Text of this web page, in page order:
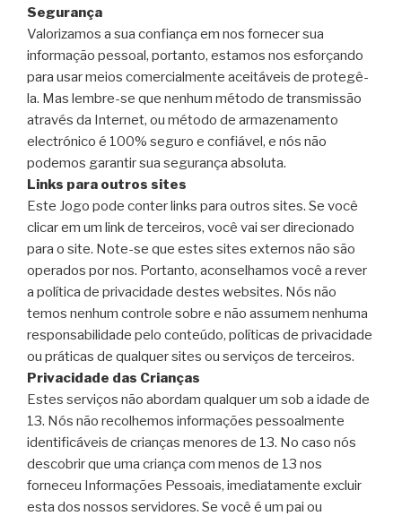
Segurança
Valorizamos a sua confiança em nos fornecer sua
informação pessoal, portanto, estamos nos esforçando
para usar meios comercialmente aceitáveis ​​de protegê-
la. Mas lembre-se que nenhum método de transmissão
através da Internet, ou método de armazenamento
electrónico é 100% seguro e confiável, e nós não
podemos garantir sua segurança absoluta.
Links para outros sites
Este Jogo pode conter links para outros sites. Se você
clicar em um link de terceiros, você vai ser direcionado
para o site. Note-se que estes sites externos não são
operados por nos. Portanto, aconselhamos você a rever
a política de privacidade destes websites. Nós não
temos nenhum controle sobre e não assumem nenhuma
responsabilidade pelo conteúdo, políticas de privacidade
ou práticas de qualquer sites ou serviços de terceiros.
Privacidade das Crianças
Estes serviços não abordam qualquer um sob a idade de
13. Nós não recolhemos informações pessoalmente
identificáveis ​​de crianças menores de 13. No caso nós
descobrir que uma criança com menos de 13 nos
forneceu Informações Pessoais, imediatamente excluir
esta dos nossos servidores. Se você é um pai ou